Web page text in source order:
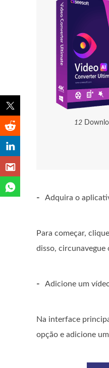
12
- Adquira o
Para começar,
disso, circunavegue
- Adicione um
Na interface
opção e adicione